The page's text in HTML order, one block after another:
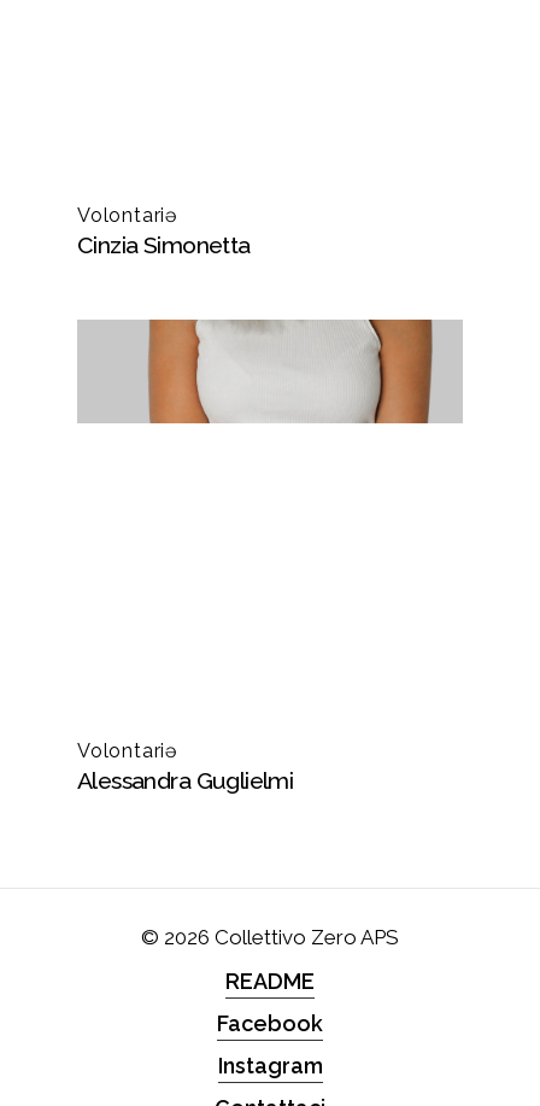
Volontariə
Cinzia Simonetta
Volontariə
Alessandra Guglielmi
© 2026 Collettivo Zero APS
README
Facebook
Instagram